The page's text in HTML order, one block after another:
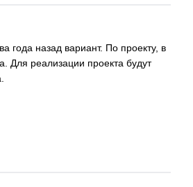
года назад вариант. По проекту, в
Для реализации проекта будут